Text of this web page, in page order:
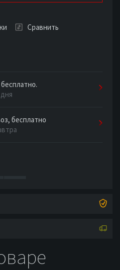
Сравнить
бесплатно